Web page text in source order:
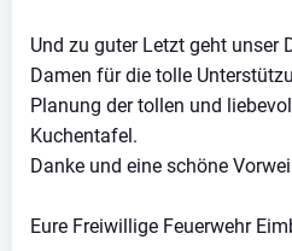
Und zu guter Letzt geht unser
Damen für die tolle
Planung der tollen und
Kuchentafel.
Danke und eine schöne
Eure Freiwillige Feuerwehr